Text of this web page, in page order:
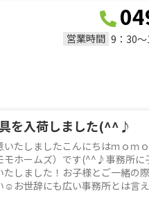
営業時間 9：30
を入荷しました(^^♪
いたしましたこんにちはｍｏｍ
モホームズ）です(^^♪事務所に
たしました！お子様とご一緒の
☺お世辞にも広い事務所とは言